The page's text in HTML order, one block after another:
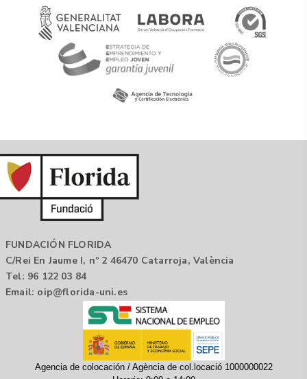
FUNDACIÓN FLORIDA
C/Rei En Jaume I, nº 2 46470 Catarroja, València
Tel: 96 122 03 84
Email: oip@florida-uni.es
Agencia de colocación / Agència de col.locació 1000000022